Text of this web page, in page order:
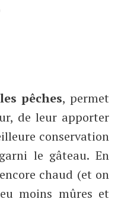
pêches, permet
de leur apporter
conservation
le gâteau. En
chaud (et on
moins mûres et